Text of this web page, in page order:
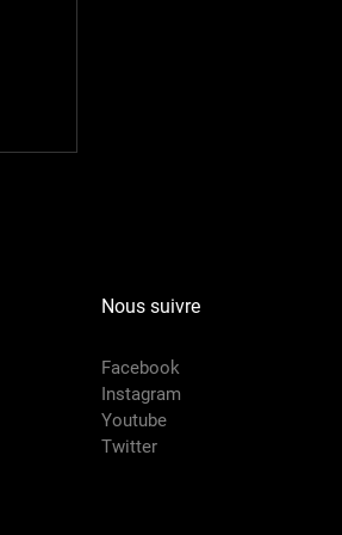
Nous suivre
Facebook
Instagram
Youtube
Twitter